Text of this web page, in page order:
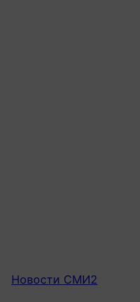
Новости СМИ2